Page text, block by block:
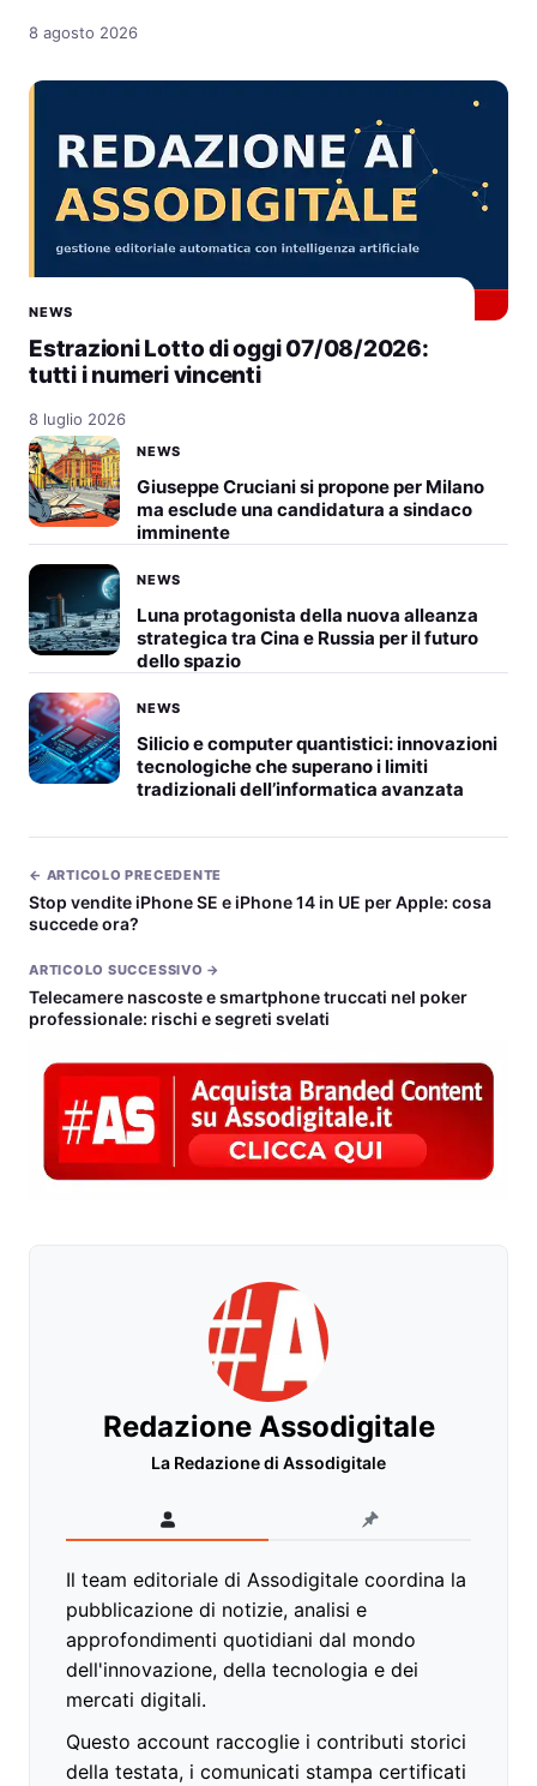
8 agosto 2026
NEWS
Estrazioni Lotto di oggi 07/08/2026:
tutti i numeri vincenti
8 luglio 2026
NEWS
Giuseppe Cruciani si propone per Milano
ma esclude una candidatura a sindaco
imminente
NEWS
Luna protagonista della nuova alleanza
strategica tra Cina e Russia per il futuro
dello spazio
NEWS
Silicio e computer quantistici: innovazioni
tecnologiche che superano i limiti
tradizionali dell’informatica avanzata
← ARTICOLO PRECEDENTE
Stop vendite iPhone SE e iPhone 14 in UE per Apple: cosa
succede ora?
ARTICOLO SUCCESSIVO →
Telecamere nascoste e smartphone truccati nel poker
professionale: rischi e segreti svelati
Redazione Assodigitale
La Redazione di Assodigitale
Il team editoriale di Assodigitale coordina la
pubblicazione di notizie, analisi e
approfondimenti quotidiani dal mondo
dell'innovazione, della tecnologia e dei
mercati digitali.
Questo account raccoglie i contributi storici
della testata, i comunicati stampa certificati